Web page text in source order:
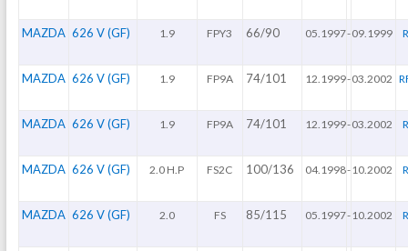
MAZDA 626 V (GF) 1.9 FPY3 66/90 05.1997-09.1999
MAZDA 626 V (GF) 1.9 FP9A 74/101 12.1999-03.2002
MAZDA 626 V (GF) 1.9 FP9A 74/101 12.1999-03.2002
MAZDA 626 V (GF) 2.0 H.P FS2C 100/136 04.1998-10.2002
MAZDA 626 V (GF) 2.0 FS 85/115 05.1997-10.2002